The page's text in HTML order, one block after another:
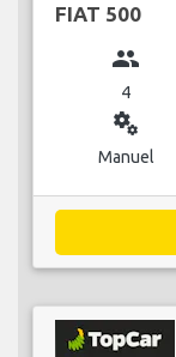
FIAT 500
group
4
miscellaneous_services
Manuel